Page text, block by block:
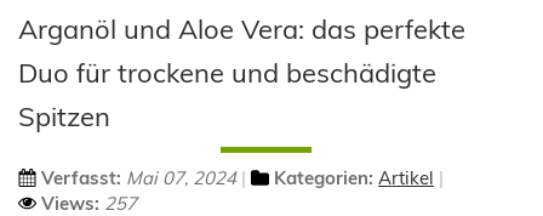
Arganöl und Aloe Vera: das perfekte
Duo für trockene und beschädigte
Spitzen
Verfasst: Mai 07, 2024 Kategorien: Artikel
Views: 257